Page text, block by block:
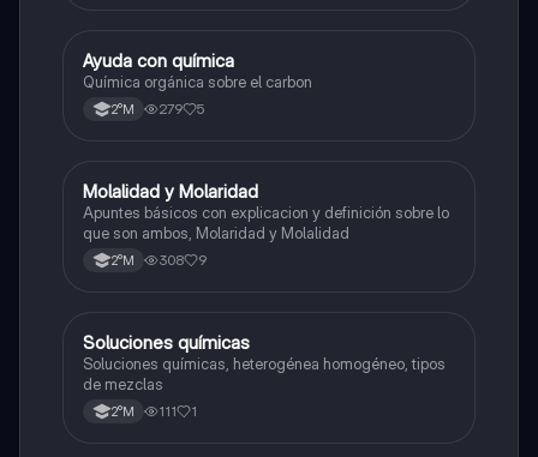
Química
Ayuda con química
Química orgánica sobre el carbon
2°M 279 5
Química
Molalidad y Molaridad
Apuntes básicos con explicacion y definición sobre lo
que son ambos, Molaridad y Molalidad
2°M 308 9
Química
Soluciones químicas
Soluciones químicas, heterogénea homogéneo, tipos
de mezclas
2°M 111 1